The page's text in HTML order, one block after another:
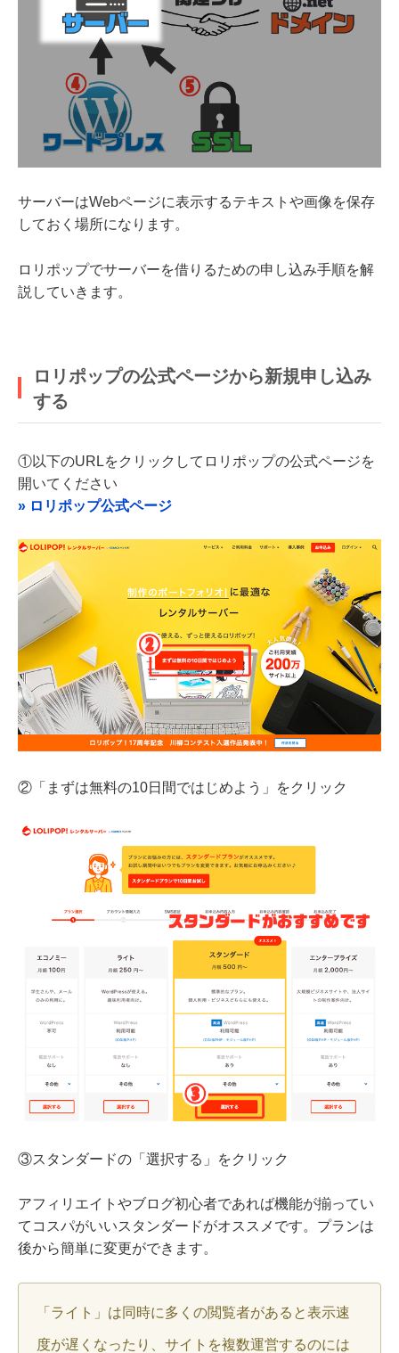
サーバーはWebページに表示するテキストや画像を保存
しておく場所になります。
ロリポップでサーバーを借りるための申し込み手順を解
説していきます。
ロリポップの公式ページから新規申し込み
する
①以下のURLをクリックしてロリポップの公式ページを
開いてください
» ロリポップ公式ページ
②「まずは無料の10日間ではじめよう」をクリック
③スタンダードの「選択する」をクリック
アフィリエイトやブログ初心者であれば機能が揃ってい
てコスパがいいスタンダードがオススメです。プランは
後から簡単に変更ができます。
「ライト」は同時に多くの閲覧者があると表示速
度が遅くなったり、サイトを複数運営するのには